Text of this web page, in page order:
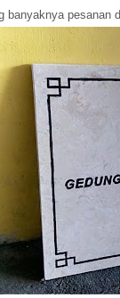
banyaknya pesanan